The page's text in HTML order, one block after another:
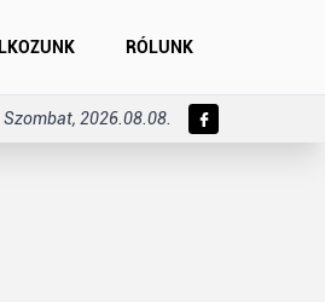
RÓLUNK
Szombat, 2026.08.08.